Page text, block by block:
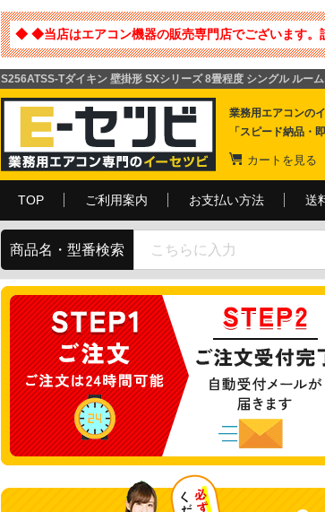
◆ ◆当店はエアコン機器の販売専門店でございます
S256ATSS-Tダイキン 壁掛形 SXシリーズ 8畳程度 シングル ルー
業務用エアコンの
「スピード納品・
カートを見る
TOP ご利用案内 お支払い方法 送
商品名・型番検索